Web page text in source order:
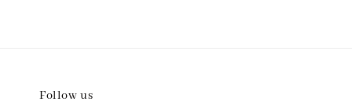
Follow us